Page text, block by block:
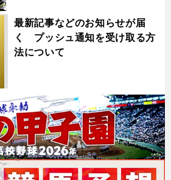
最新記事などのお知らせが届
く プッシュ通知を受け取る方
法について